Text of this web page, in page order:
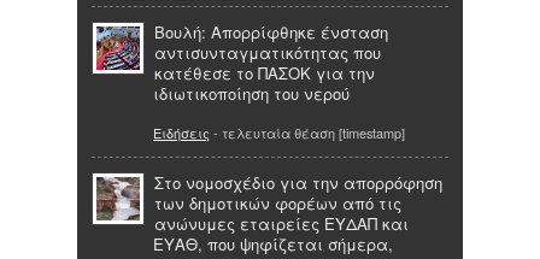
Βουλή: Απορρίφθηκε ένσταση
αντισυνταγματικότητας που
κατέθεσε το ΠΑΣΟΚ για την
ιδιωτικοποίηση του νερού
Ειδήσεις - τελευταία θέαση [timestamp]
Στο νομοσχέδιο για την απορρόφηση
των δημοτικών φορέων από τις
ανώνυμες εταιρείες ΕΥΔΑΠ και
ΕΥΑΘ, που ψηφίζεται σήμερα,